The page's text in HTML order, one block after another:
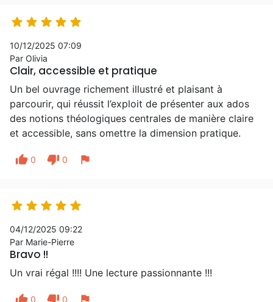
    
10/12/2025 07:09
Par Olivia
Clair, accessible et pratique
Un bel ouvrage richement illustré et plaisant à
parcourir, qui réussit l’exploit de présenter aux ados
des notions théologiques centrales de manière claire
et accessible, sans omettre la dimension pratique.
thumb_up 0 thumb_down 0 flag
    
04/12/2025 09:22
Par Marie-Pierre
Bravo !!
Un vrai régal !!!! Une lecture passionnante !!!
thumb_up 0 thumb_down 0 flag